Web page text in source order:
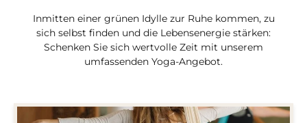
Inmitten einer grünen Idylle zur Ruhe kommen, zu
sich selbst finden und die Lebensenergie stärken:
Schenken Sie sich wertvolle Zeit mit unserem
umfassenden Yoga-Angebot.